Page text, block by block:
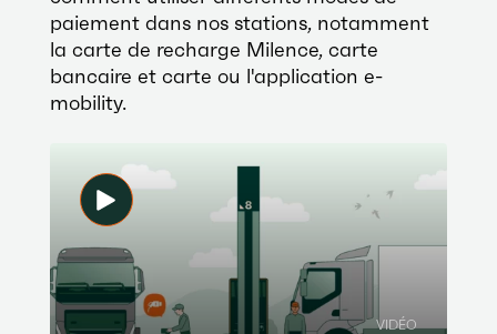
paiement dans nos stations, notamment
la carte de recharge Milence, carte
bancaire et carte ou l'application e-
mobility.
VIDÉO